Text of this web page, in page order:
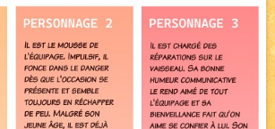
Pique-nique d'été NEW
Avatar, le dessin d'un autre maître
Beyond the cliff (suite) NEW
On retape les miniatures de l'accueil NEW